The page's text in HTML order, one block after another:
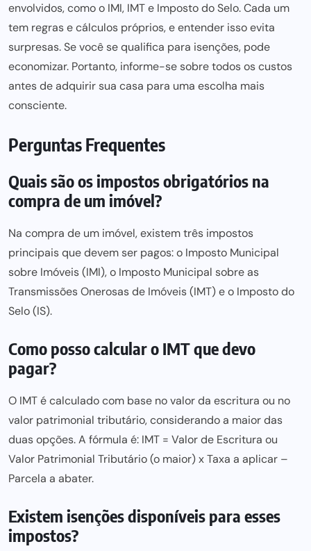
envolvidos, como o IMI, IMT e Imposto do Selo. Cada um
tem regras e cálculos próprios, e entender isso evita
surpresas. Se você se qualifica para isenções, pode
economizar. Portanto, informe-se sobre todos os custos
antes de adquirir sua casa para uma escolha mais
consciente.
Perguntas Frequentes
Quais são os impostos obrigatórios na
compra de um imóvel?
Na compra de um imóvel, existem três impostos
principais que devem ser pagos: o Imposto Municipal
sobre Imóveis (IMI), o Imposto Municipal sobre as
Transmissões Onerosas de Imóveis (IMT) e o Imposto do
Selo (IS).
Como posso calcular o IMT que devo
pagar?
O IMT é calculado com base no valor da escritura ou no
valor patrimonial tributário, considerando a maior das
duas opções. A fórmula é: IMT = Valor de Escritura ou
Valor Patrimonial Tributário (o maior) x Taxa a aplicar –
Parcela a abater.
Existem isenções disponíveis para esses
impostos?